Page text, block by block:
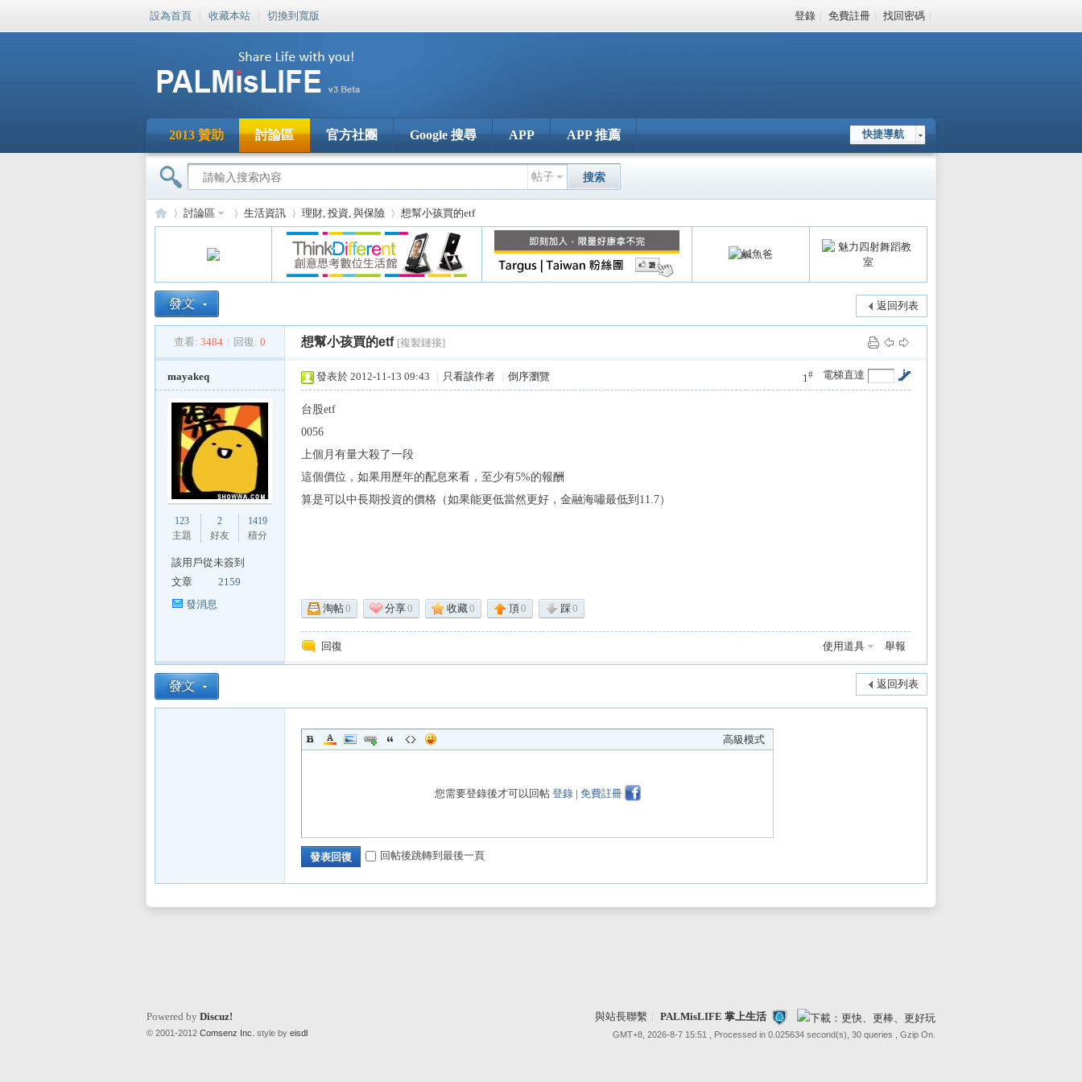
設為首頁 | 收藏本站 | 切換到寬版 登錄 | 免費註冊 | 找回密碼 |
快捷導航
2013 贊助 討論區 官方社團 Google 搜尋 APP APP 推薦
帖子 搜索
PA»
討論區
›
生活資訊
›
理財, 投資, 與保險
›
想幫小孩買的etf
返回列表
查看: 3484 | 回復: 0 想幫小孩買的etf [複製鏈接]
mayakeq
123
主題
2
好友
1419
積分
該用戶從未簽到
文章
2159
發消息
電梯直達
1#
發表於 2012-11-13 09:43 | 只看該作者 | 倒序瀏覽
台股etf
0056
上個月有量大殺了一段
這個價位，如果用歷年的配息來看，至少有5%的報酬
算是可以中長期投資的價格（如果能更低當然更好，金融海嘯最低到11.7）
淘帖0 分享0 收藏0 頂0 踩0
回復 使用道具 舉報
返回列表
高級模式
您需要登錄後才可以回帖 登錄| 免費註冊
發表回復 回帖後跳轉到最後一頁
與站長聯繫 PALMisLIFE 掌上生活
GMT+8, 2026-8-7 15:51 , Processed in 0.025634 second(s), 30 queries , Gzip On.
Powered by Discuz!
© 2001-2012 Comsenz Inc. style by eisdl